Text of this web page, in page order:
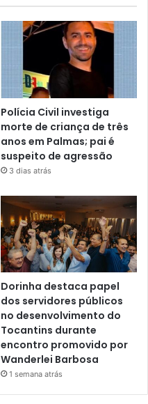
Polícia Civil investiga
morte de criança de três
anos em Palmas; pai é
suspeito de agressão
3 dias atrás
Dorinha destaca papel
dos servidores públicos
no desenvolvimento do
Tocantins durante
encontro promovido por
Wanderlei Barbosa
1 semana atrás